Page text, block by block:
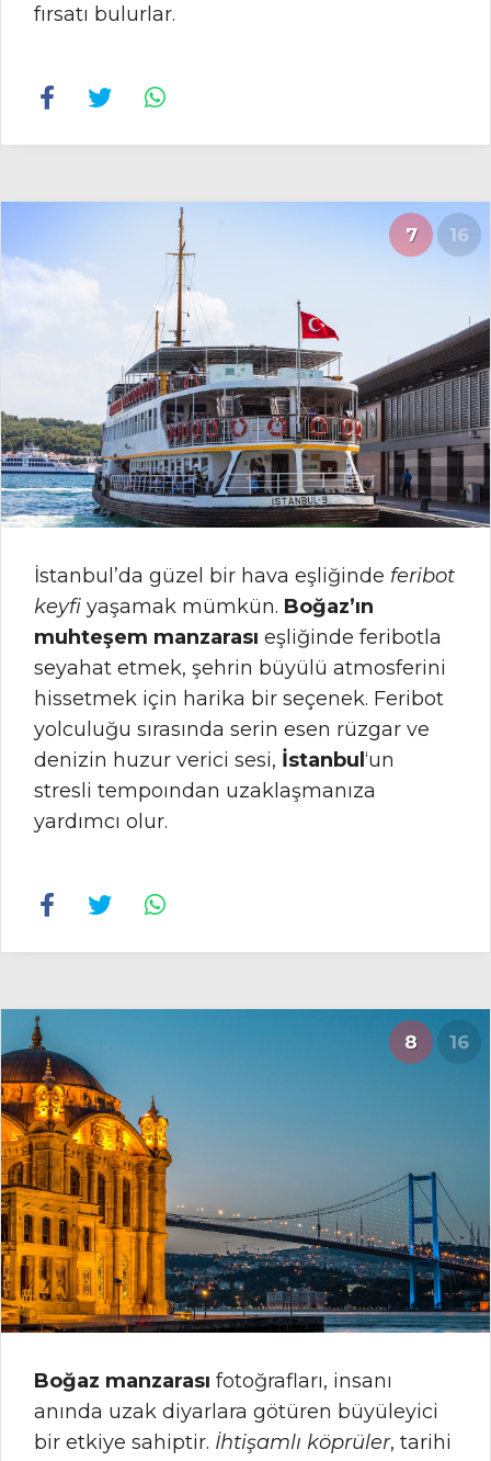
fırsatı bulurlar.
7 16
İstanbul’da güzel bir hava eşliğinde feribot
keyfi yaşamak mümkün. Boğaz’ın
muhteşem manzarası eşliğinde feribotla
seyahat etmek, şehrin büyülü atmosferini
hissetmek için harika bir seçenek. Feribot
yolculuğu sırasında serin esen rüzgar ve
denizin huzur verici sesi, İstanbul ‘un
stresli tempoından uzaklaşmanıza
yardımcı olur.
8 16
Boğaz manzarası fotoğrafları, insanı
anında uzak diyarlara götüren büyüleyici
bir etkiye sahiptir. İhtişamlı köprüler, tarihi